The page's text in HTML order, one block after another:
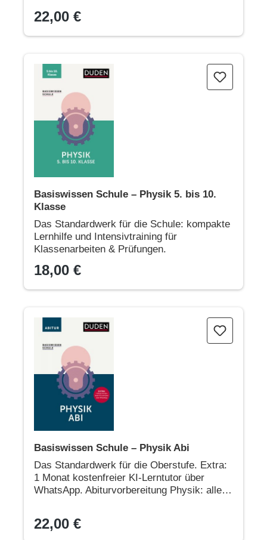
22,00 €
Basiswissen Schule – Physik 5. bis 10. Klasse
Basiswissen Schule – Physik 5. bis 10.
Klasse
Das Standardwerk für die Schule: kompakte
Lernhilfe und Intensivtraining für
Klassenarbeiten & Prüfungen.
18,00 €
Basiswissen Schule – Physik Abi
Basiswissen Schule – Physik Abi
Das Standardwerk für die Oberstufe. Extra:
1 Monat kostenfreier KI-Lerntutor über
WhatsApp. Abiturvorbereitung Physik: alle
22,00 €